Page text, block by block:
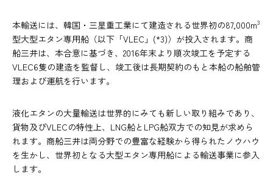
本輸送には、韓国・三星重工業にて建造される世界初の87,000m3
型大型エタン専用船（以下「VLEC」(*3)）が投入されます。商
船三井は、本合意に基づき、2016年末より順次竣工を予定する
VLEC6隻の建造を監督し、竣工後は長期契約のもと本船の船舶管
理および運航を行います。
液化エタンの大量輸送は世界的にみても新しい取り組みであり、
貨物及びVLECの特性上、LNG船とLPG船双方での知見が求めら
れます。商船三井は両分野での豊富な経験から得られたノウハウ
を生かし、世界初となる大型エタン専用船による輸送事業に参入
します。